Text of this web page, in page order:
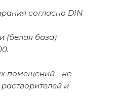
согласно DIN
(белая база)
помещений - не
и